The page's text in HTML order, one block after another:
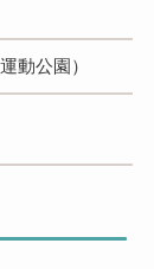
動公園）